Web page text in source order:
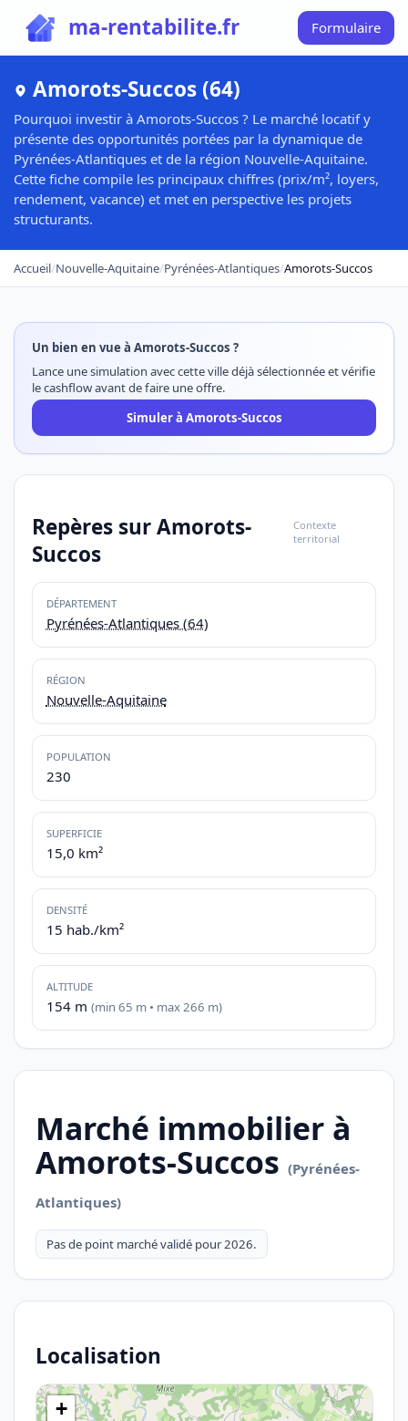
ma-rentabilite.fr Formulaire
Amorots-Succos (64)
Pourquoi investir à Amorots-Succos ? Le marché locatif y
présente des opportunités portées par la dynamique de
Pyrénées-Atlantiques et de la région Nouvelle-Aquitaine.
Cette fiche compile les principaux chiffres (prix/m², loyers,
rendement, vacance) et met en perspective les projets
structurants.
Accueil/Nouvelle-Aquitaine/Pyrénées-Atlantiques/Amorots-Succos
Un bien en vue à Amorots-Succos ?
Lance une simulation avec cette ville déjà sélectionnée et vérifie
le cashflow avant de faire une offre.
Simuler à Amorots-Succos
Repères sur Amorots-
Succos
Contexte
territorial
DÉPARTEMENT
Pyrénées-Atlantiques (64)
RÉGION
Nouvelle-Aquitaine
POPULATION
230
SUPERFICIE
15,0 km²
DENSITÉ
15 hab./km²
ALTITUDE
154 m (min 65 m • max 266 m)
Marché immobilier à
Amorots-Succos (Pyrénées-
Atlantiques)
Pas de point marché validé pour 2026.
Localisation
+